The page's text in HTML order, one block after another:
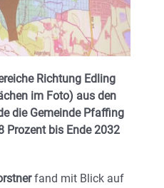
Richtung Edling
im Foto) aus den
die Gemeinde Pfaffing
Prozent bis Ende 2032
fand mit Blick auf